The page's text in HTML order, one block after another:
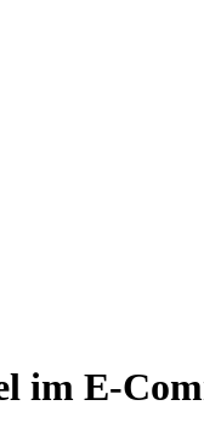
E-